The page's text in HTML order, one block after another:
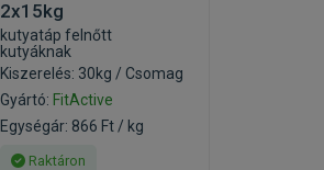
2x15kg
kutyatáp felnőtt
kutyáknak
Kiszerelés: 30kg / Csomag
Gyártó: FitActive
Egységár: 866 Ft / kg
Raktáron